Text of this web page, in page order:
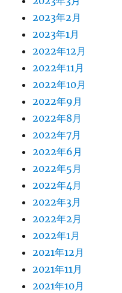
2023年2月
2023年1月
2022年12月
2022年11月
2022年10月
2022年9月
2022年8月
2022年7月
2022年6月
2022年5月
2022年4月
2022年3月
2022年2月
2022年1月
2021年12月
2021年11月
2021年10月